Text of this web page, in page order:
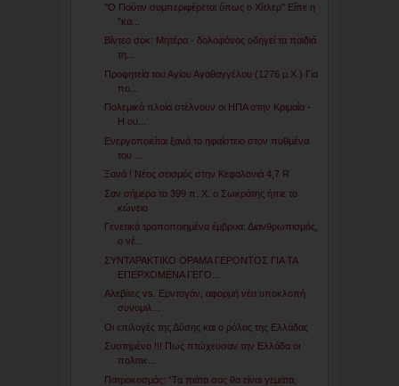
"Ο Πούτιν συμπεριφέρεται όπως ο Χίτλερ" Είπε η
"κα...
Βίντεο σοκ: Μητέρα - δολοφόνος οδηγεί τα παιδιά
τη...
Προφητεία του Αγίου Αγαθαγγέλου (1276 μ.Χ.) Για
πο...
Πολεμικά πλοία στέλνουν οι ΗΠΑ στην Κριμαία -
Η ου...
Ενεργοποιείται ξανά το ηφαίστειο στον πυθμένα
του ...
Ξανά ! Νέος σεισμός στην Κεφαλονιά 4,7 R
Σαν σήμερα το 399 π. Χ. ο Σωκράτης ήπιε το
κώνειο
Γενετικά τροποποιημένα έμβρυα: Διανθρωπισμός,
ο νέ...
ΣΥΝΤΑΡΑΚΤΙΚΟ ΟΡΑΜΑ ΓΕΡΟΝΤΟΣ ΓΙΑ ΤΑ
ΕΠΕΡΧΟΜΕΝΑ ΓΕΓΟ...
Αλεβίτες vs. Ερντογάν, αφορμή νέα υποκλοπή
συνομιλ...
Οι επιλογές της Δύσης και ο ρόλος της Ελλάδας
Συστημένο !!! Πως πτώχευσαν την Ελλάδα οι
πολιτικ...
Πατροκοσμάς: “Τα πιάτα σας θα είναι γεμάτα,